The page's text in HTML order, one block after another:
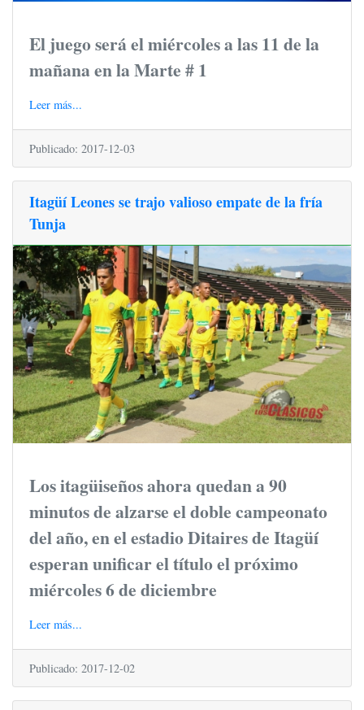
El juego será el miércoles a las 11 de la
mañana en la Marte # 1
Leer más...
Publicado: 2017-12-03
Itagüí Leones se trajo valioso empate de la fría
Tunja
Los itagüiseños ahora quedan a 90
minutos de alzarse el doble campeonato
del año, en el estadio Ditaires de Itagüí
esperan unificar el título el próximo
miércoles 6 de diciembre
Leer más...
Publicado: 2017-12-02